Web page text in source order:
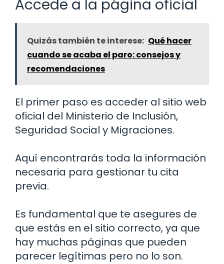
Accede a la página oficial
Quizás también te interese: Qué hacer
cuando se acaba el paro: consejos y
recomendaciones
El primer paso es acceder al sitio web
oficial del Ministerio de Inclusión,
Seguridad Social y Migraciones.
Aquí encontrarás toda la información
necesaria para gestionar tu cita
previa.
Es fundamental que te asegures de
que estás en el sitio correcto, ya que
hay muchas páginas que pueden
parecer legítimas pero no lo son.